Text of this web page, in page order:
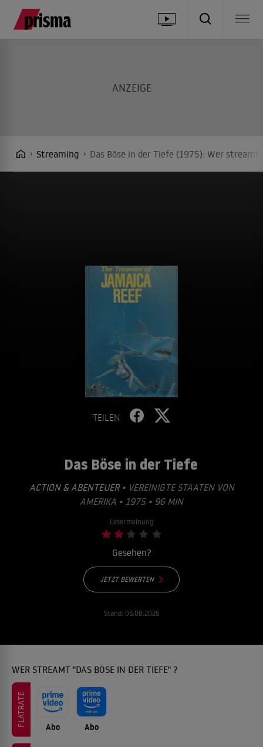
Streaming Das Böse in der Tiefe (1975): Wer
TEILEN
Das Böse in der Tiefe
ACTION & ABENTEUER• VEREINIGTE STAATEN VON
AMERIKA • 1975 • 96 MIN
Lesermeinung
Gesehen?
JETZT BEWERTEN
Stand: 05.08.2026
WER STREAMT "DAS BÖSE IN DER TIEFE" ?
FLATRATE Abo Abo